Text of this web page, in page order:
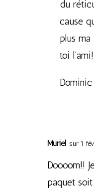
du
cause
plus
toi l’ami!
Dominic
Muriel sur 1
Doooom!!
paquet